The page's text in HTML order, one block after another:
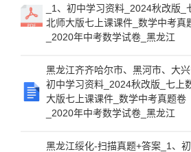
_1、初中学习资料_2024秋改版_
北师大版七上课课件_数学中考真
_2020年中考数学试卷_黑龙江
黑龙江齐齐哈尔市、黑河市、大兴
初中学习资料_2024秋改版_七上
大版七上课课件_数学中考真题卷
_2020年中考数学试卷_黑龙江
黑龙江绥化-扫描真题+答案_1、